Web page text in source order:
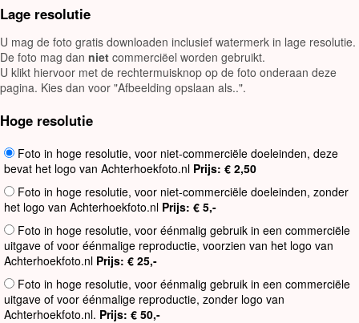
Lage resolutie
U mag de foto gratis downloaden inclusief watermerk in lage resolutie.
De foto mag dan niet commerciëel worden gebruikt.
U klikt hiervoor met de rechtermuisknop op de foto onderaan deze
pagina. Kies dan voor "Afbeelding opslaan als..".
Hoge resolutie
Foto in hoge resolutie, voor niet-commerciële doeleinden, deze
bevat het logo van Achterhoekfoto.nl Prijs: € 2,50
Foto in hoge resolutie, voor niet-commerciële doeleinden, zonder
het logo van Achterhoekfoto.nl Prijs: € 5,-
Foto in hoge resolutie, voor éénmalig gebruik in een commerciële
uitgave of voor éénmalige reproductie, voorzien van het logo van
Achterhoekfoto.nl Prijs: € 25,-
Foto in hoge resolutie, voor éénmalig gebruik in een commerciële
uitgave of voor éénmalige reproductie, zonder logo van
Achterhoekfoto.nl. Prijs: € 50,-